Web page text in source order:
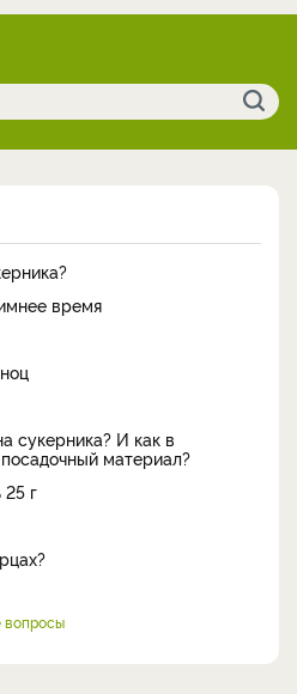
время
сукерника? И как в
материал?
г
вопросы